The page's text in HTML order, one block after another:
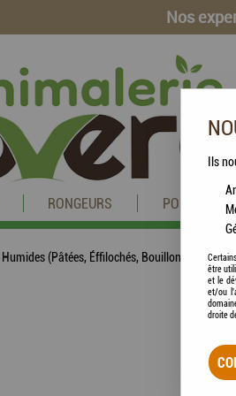
Nos
RONGEURS POISSONS
Humides (Pâtées, Éffilochés, Bouillons, ...) >
Ils
être
et le
et/ou
droite